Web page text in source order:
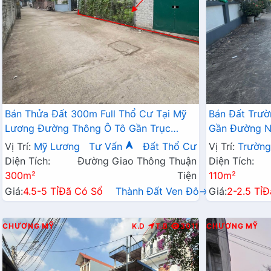
Bán Thửa Đất 300m Full Thổ Cư Tại Mỹ
Lương Đường Thông Ô Tô Gần Trục
Chính Kinh Doanh
Vị Trí: Mỹ Lương Tư Vấn
Đất Thổ Cư
Diện Tích:
300m²
Đường Giao Thông Thuận
Tiện
Giá:4.5-5 TỉĐã Có Sổ Thành Đất Ven Đô→
Bán Đất
Gần Đường
2 Tỷ
Vị Trí:
Diện Tích:
110m²
Giá:2-2.5 Tỉ
CHƯƠNG MỸ K.D T.B 3011 CHƯƠNG MỸ